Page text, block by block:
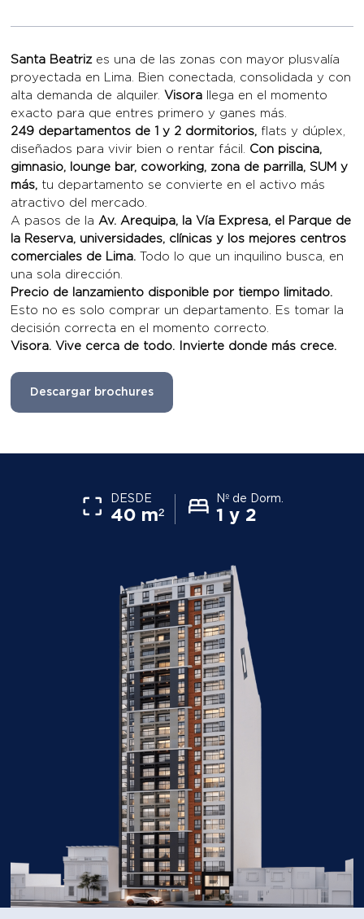
Santa Beatrizes una de las zonas con mayor plusvalía
proyectada en Lima. Bien conectada, consolidada y con
alta demanda de alquiler. Visora llega en el momento
exacto para que entres primero y ganes más.
249 departamentos de 1 y 2 dormitorios, flats y dúplex,
diseñados para vivir bien o rentar fácil. Con piscina,
gimnasio, lounge bar, coworking, zona de parrilla, SUM y
más, tu departamento se convierte en el activo más
atractivo del mercado.
A pasos de laAv. Arequipa, la Vía Expresa, el Parque de
la Reserva, universidades, clínicas y los mejores centros
comerciales de Lima. Todo lo que un inquilino busca, en
una sola dirección.
Precio de lanzamiento disponible por tiempo limitado.
Esto no es solo comprar un departamento. Es tomar la
decisión correcta en el momento correcto.
Visora. Vive cerca de todo. Invierte donde más crece.
Descargar brochures
DESDE
40 m²
Nº de Dorm.
1 y 2